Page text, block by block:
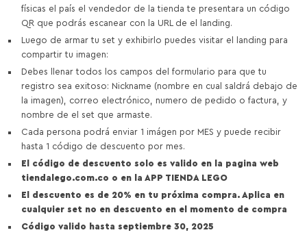
físicas el país el vendedor de la tienda te presentara un código
QR que podrás escanear con la URL de el landing.
Luego de armar tu set y exhibirlo puedes visitar el landing para
compartir tu imagen:
Debes llenar todos los campos del formulario para que tu
registro sea exitoso: Nickname (nombre en cual saldrá debajo de
la imagen), correo electrónico, numero de pedido o factura, y
nombre de el set que armaste.
Cada persona podrá enviar 1 imágen por MES y puede recibir
hasta 1 código de descuento por mes.
El código de descuento solo es valido en la pagina web
tiendalego.com.co o en la APP TIENDA LEGO
El descuento es de 20% en tu próxima compra. Aplica en
cualquier set no en descuento en el momento de compra
Código valido hasta septiembre 30, 2025